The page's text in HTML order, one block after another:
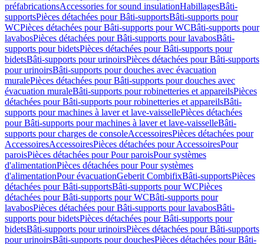
préfabricationsAccessories for sound insulationHabillagesBâti-
supportsPièces détachées pour Bâti-supportsBâti-supports pour
WCPièces détachées pour Bâti-supports pour WCBâti-supports pour
lavabosPièces détachées pour Bâti-supports pour lavabosBâti-
supports pour bidetsPièces détachées pour Bâti-supports pour
bidetsBâti-supports pour urinoirsPièces détachées pour Bâti-supports
pour urinoirsBâti-supports pour douches avec évacuation
muralePièces détachées pour Bâti-supports pour douches avec
évacuation muraleBâti-supports pour robinetteries et appareilsPièces
détachées pour Bâti-supports pour robinetteries et appareilsBâti-
supports pour machines à laver et lave-vaissellePièces détachées
pour Bâti-supports pour machines à laver et lave-vaisselleBâti-
supports pour charges de consoleAccessoiresPièces détachées pour
AccessoiresAccessoiresPièces détachées pour AccessoiresPour
paroisPièces détachées pour Pour paroisPour systèmes
d'alimentationPièces détachées pour Pour systèmes
d'alimentationPour évacuationGeberit CombifixBâti-supportsPièces
détachées pour Bâti-supportsBâti-supports pour WCPièces
détachées pour Bâti-supports pour WCBâti-supports pour
lavabosPièces détachées pour Bâti-supports pour lavabosBâti-
supports pour bidetsPièces détachées pour Bâti-supports pour
bidetsBâti-supports pour urinoirsPièces détachées pour Bâti-supports
pour urinoirsBâti-supports pour douchesPièces détachées pour Bâti-